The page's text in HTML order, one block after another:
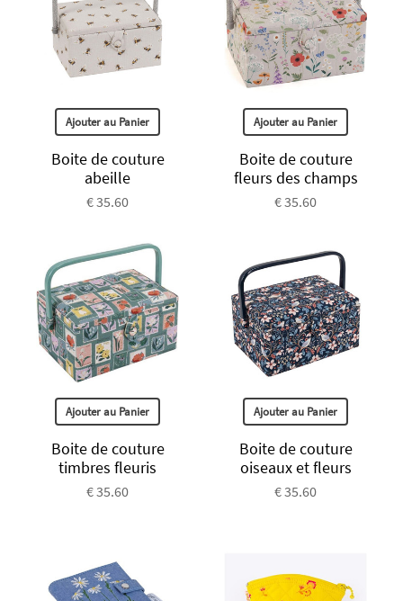
Ajouter au Panier
Boite de couture
abeille
€ 35.60
Ajouter au Panier
Boite de couture
fleurs des champs
€ 35.60
Ajouter au Panier
Boite de couture
timbres fleuris
€ 35.60
Ajouter au Panier
Boite de couture
oiseaux et fleurs
€ 35.60